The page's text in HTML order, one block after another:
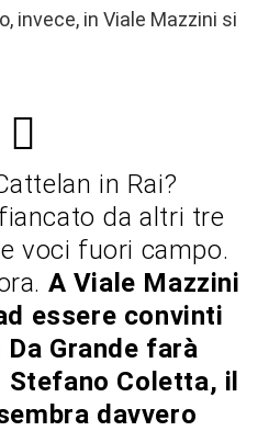
invece, in Viale Mazzini si
in Rai?
da altri tre
voci fuori campo.
A Viale Mazzini
essere convinti
Grande farà
Stefano Coletta, il
davvero